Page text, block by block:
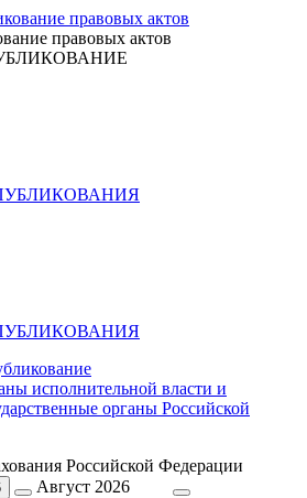
правовых актов
исполнительной власти и
органы Российской
Российской Федерации
Август 2026